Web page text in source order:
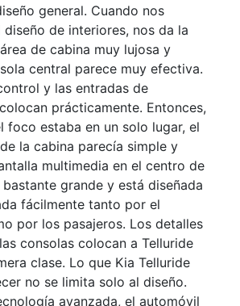
general. Cuando nos
de interiores, nos da la
de cabina muy lujosa y
central parece muy efectiva.
y las entradas de
prácticamente. Entonces,
foco estaba en un solo lugar, el
la cabina parecía simple y
multimedia en el centro de
grande y está diseñada
fácilmente tanto por el
por los pasajeros. Los detalles
consolas colocan a Telluride
clase. Lo que Kia Telluride
no se limita solo al diseño.
avanzada, el automóvil